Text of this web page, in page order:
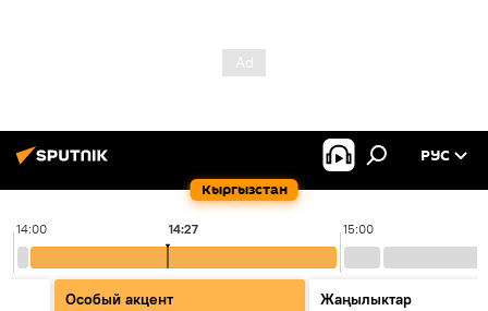
Кыргызстан
РУС
14:00 15:00
14:27
Особый акцент
Жаңылыктар